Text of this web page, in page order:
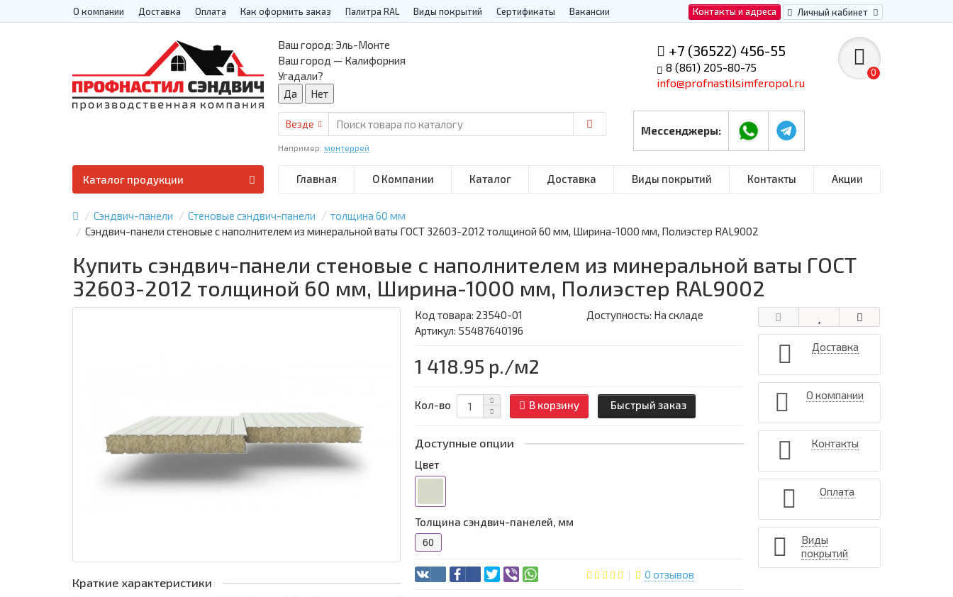
Контакты и адреса Личный кабинет
О компании Доставка Оплата Как оформить заказ Палитра RAL Виды покрытий Сертификаты Вакансии
+7 (36522) 456-55
8 (861) 205-80-75
info@profnastilsimferopol.ru
Мессенджеры:
0
Ваш город: Эль-Монте
Ваш город — Калифорния
Угадали?
Везде
Например: монтеррей
Главная О Компании Каталог Доставка Виды покрытий Контакты Акции
Каталог продукции
Сэндвич-панели Стеновые сэндвич-панели
толщина 60 мм
Сэндвич-панели стеновые с наполнителем из минеральной ваты ГОСТ 32603-2012 толщиной 60 мм, Ширина-1000 мм, Полиэстер RAL9002
Купить сэндвич-панели стеновые с наполнителем из минеральной ваты ГОСТ
32603-2012 толщиной 60 мм, Ширина-1000 мм, Полиэстер RAL9002
Краткие характеристики
Код товара: 23540-01
Доступность: На складе
Артикул: 55487640196
1 418.95 р./м2
Кол-во В корзину Быстрый заказ
Доступные опции
Цвет
Толщина сэндвич-панелей, мм
60
0 отзывов
Доставка
О компании
Контакты
Оплата
Виды
покрытий